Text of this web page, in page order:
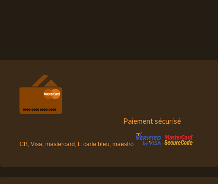
Paiement sécurisé
CB, Visa, mastercard, E carte bleu, maestro